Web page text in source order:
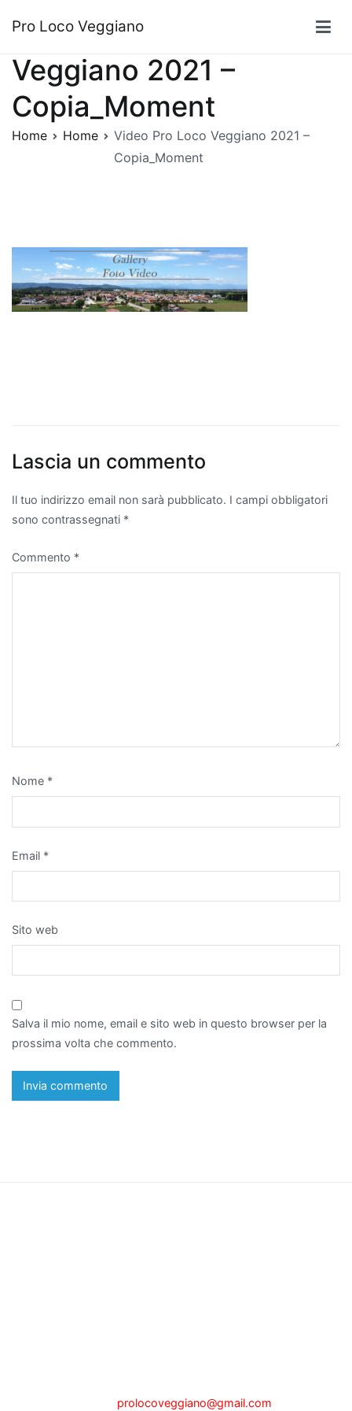
Pro Loco Veggiano
Video Pro Loco
Veggiano 2021 –
Copia_Moment
Home Home
Video Pro Loco Veggiano 2021 –
Copia_Moment
Lascia un commento
Il tuo indirizzo email non sarà pubblicato. I campi obbligatori
sono contrassegnati *
Commento *
Nome *
Email *
Sito web
Salva il mio nome, email e sito web in questo browser per la
prossima volta che commento.
prolocoveggiano@gmail.com